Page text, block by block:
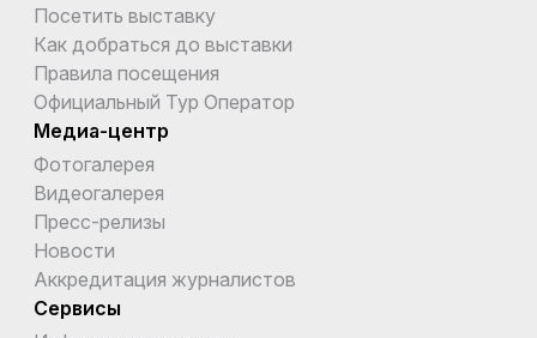
Посетить выставку
Как добраться до выставки
Правила посещения
Официальный Тур Оператор
Медиа-центр
Фотогалерея
Видеогалерея
Пресс-релизы
Новости
Аккредитация журналистов
Сервисы